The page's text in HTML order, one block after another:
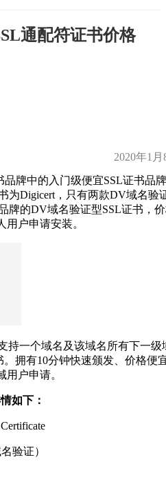
通配符证书价格
2020年1月
品牌中的入门级便宜SSL证书品
为Digicert，只有两款DV域名验
牌的DV域名验证型SSL证书，
户申请安装。
持一个域名及该域名所有下一级
拥有10分钟快速颁发、价格便
户申请。
如下：
名验证）